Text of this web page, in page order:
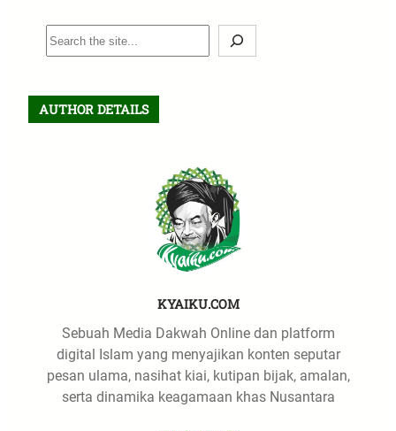
S
e
r
c
AUTHOR DETAILS
KYAIKU.COM
Sebuah Media Dakwah Online dan platform
digital Islam yang menyajikan konten seputar
pesan ulama, nasihat kiai, kutipan bijak, amalan,
serta dinamika keagamaan khas Nusantara